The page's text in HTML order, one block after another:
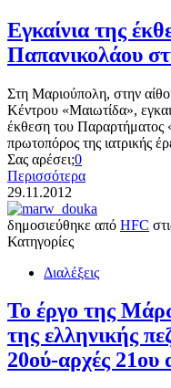
Εγκαίνια της
Παπανικολάου
Στη Μαριούπολη, στην
Κέντρου «Μαιωτίδα»,
έκθεση του Παραρτήματος
πρωτοπόρος της ιατρικής
Σας αρέσει;0
Περισσότερα
29.11.2012
δημοσιεύθηκε από HFC
Κατηγορίες
Διαλέξεις
Το έργο της
της ελληνικής
20ού-αρχές 21ου